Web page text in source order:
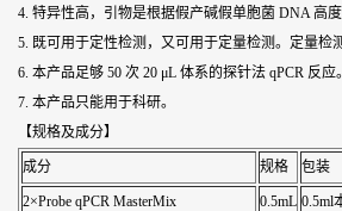
4. 特异性高，引物是根据假产碱假单胞菌 DNA 高
5. 既可用于定性检测，又可用于定量检测。定量检
6. 本产品足够 50 次 20 μL 体系的探针法 qPCR 反应。
7. 本产品只能用于科研。
【规格及成分】
成分 规格 包装
2×Probe qPCR MasterMix 0.5mL 0.5ml